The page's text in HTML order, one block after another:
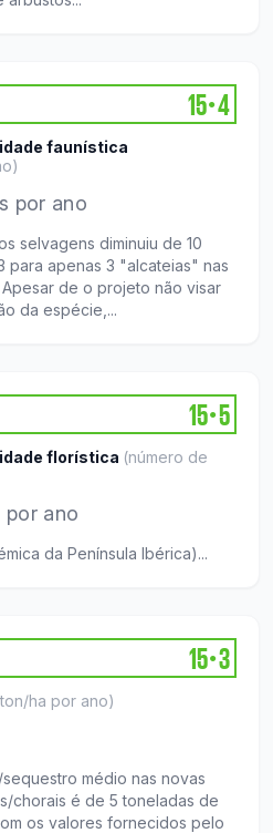
15●4
faunística
)
por ano
selvagens diminuiu de 10
para apenas 3 "alcateias" nas
de o projeto não visar
da espécie,...
15●5
florística (número de
por ano
da Península Ibérica)...
15●3
ton/ha por ano)
médio nas novas
chorais é de 5 toneladas de
os valores fornecidos pelo